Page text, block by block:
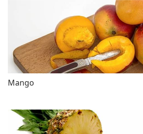
Mango